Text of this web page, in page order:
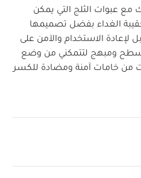
عبوات الثلج التي يمكن
الغداء بفضل تصميمها
لإعادة الاستخدام والآمن على
مسطح ومبهج لتتمكني من وضع
خامات آمنة ومضادة للكسر